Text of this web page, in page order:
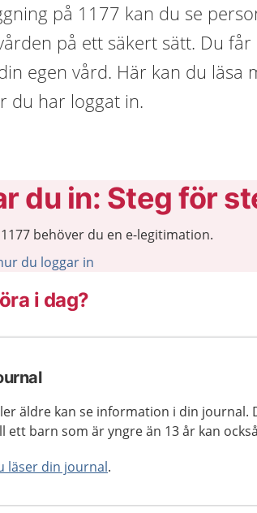
på 1177 kan du se
på ett säkert sätt. Du
egen vård. Här kan du läsa
du har loggat in.
du in: Steg för
behöver du en e-legitimation.
du loggar in
i dag?
äldre kan se information i din journal.
ett barn som är yngre än 13 år kan
läser din journal.